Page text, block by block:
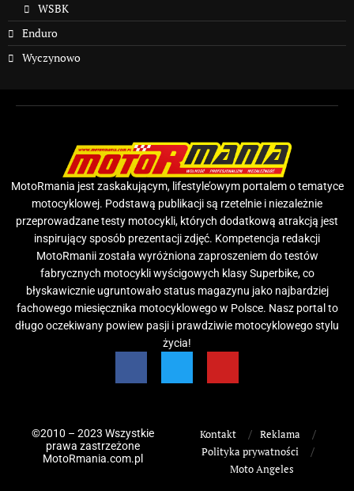
WSBK
Enduro
Wyczynowo
MotoRmania jest zaskakującym, lifestyle’owym portalem o tematyce
motocyklowej. Podstawą publikacji są rzetelnie i niezależnie
przeprowadzane testy motocykli, których dodatkową atrakcją jest
inspirujący sposób prezentacji zdjęć. Kompetencja redakcji
MotoRmanii została wyróżniona zaproszeniem do testów
fabrycznych motocykli wyścigowych klasy Superbike, co
błyskawicznie ugruntowało status magazynu jako najbardziej
fachowego miesięcznika motocyklowego w Polsce. Nasz portal to
długo oczekiwany powiew pasji i prawdziwie motocyklowego stylu
życia!
©2010 – 2023 Wszystkie
prawa zastrzeżone
MotoRmania.com.pl
Kontakt
Reklama
Polityka prywatności
Moto Angeles